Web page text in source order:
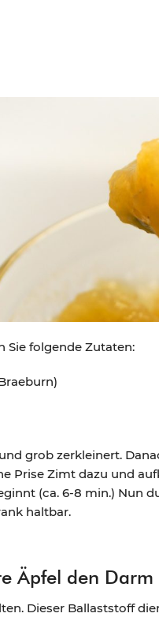
Sie folgende Zutaten:
grob zerkleinert.
Prise Zimt dazu und
(ca. 6-8 min.) Nun
haltbar.
Äpfel den Darm
Dieser Ballaststoff